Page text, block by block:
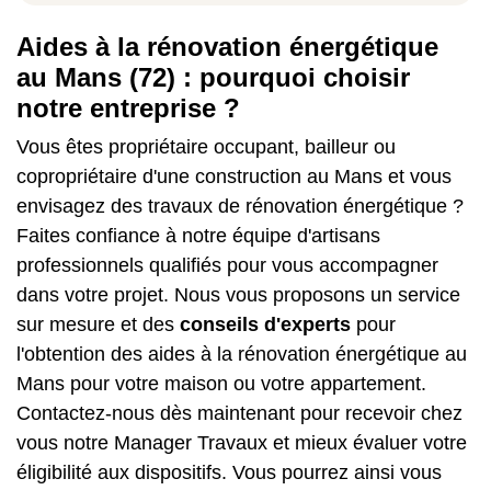
Aides à la rénovation énergétique
au Mans (72) : pourquoi choisir
notre entreprise ?
Vous êtes propriétaire occupant, bailleur ou
copropriétaire d'une construction au Mans et vous
envisagez des travaux de rénovation énergétique ?
Faites confiance à notre équipe d'artisans
professionnels qualifiés pour vous accompagner
dans votre projet. Nous vous proposons un service
sur mesure et des conseils d'experts pour
l'obtention des aides à la rénovation énergétique au
Mans pour votre maison ou votre appartement.
Contactez-nous dès maintenant pour recevoir chez
vous notre Manager Travaux et mieux évaluer votre
éligibilité aux dispositifs. Vous pourrez ainsi vous